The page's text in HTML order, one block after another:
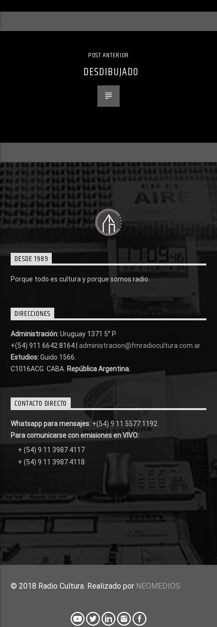
POST ANTERIOR
DESDIBUJADO
DESDE 1989
Porque todo es cultura y porque somos radio.
DIRECCIONES
Administración:Uruguay 1371 5° P.
+(54) 911 6642 8164 | administracion@fmradiocultura.com.ar
Estudios:Guido 1566.
C1016ACG . CABA. República Argentina.
CONTACTO DIRECTO
Whatsapp para mensajes: +(54) 9 11 5577 1192
Para comunicarse con emisiones en VIVO:
+ (54) 9 11 3987 4117
+ (54) 9 11 3987 4118
© 2018 Radio Cultura. Realizado por NEOMEDIOS